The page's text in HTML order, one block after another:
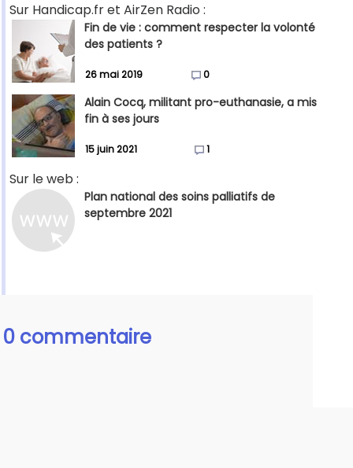
Sur Handicap.fr et AirZen Radio :
Fin de vie : comment respecter la volonté
des patients ?
26 mai 2019 0
Alain Cocq, militant pro-euthanasie, a mis
fin à ses jours
15 juin 2021 1
Sur le web :
Plan national des soins palliatifs de
septembre 2021
0 commentaire